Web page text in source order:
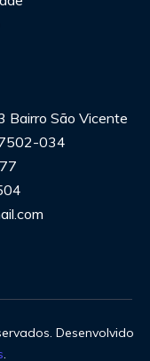
Bairro São Vicente
034
Desenvolvido
.